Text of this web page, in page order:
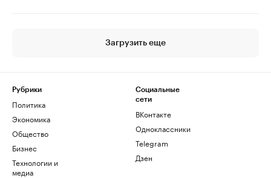
Загрузить еще
Рубрики
Политика
Экономика
Общество
Бизнес
Технологии и
медиа
Социальные
сети
ВКонтакте
Одноклассники
Telegram
Дзен